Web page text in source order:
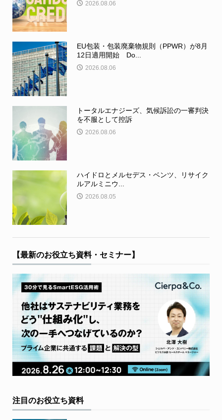
2026.08.06
EU包装・包装廃棄物規則（PPWR）が8月
12日適用開始 Do...
2026.08.06
トータルエナジーズ、気候訴訟の一審判決
を不服として控訴
2026.08.06
ハイドロとメルセデス・ベンツ、リサイク
ルアルミニウ...
2026.08.05
【最新のお役立ち資料・セミナー】
注目のお役立ち資料